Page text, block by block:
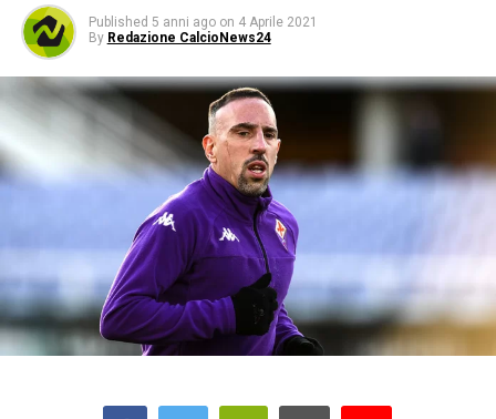
Published 5 anni ago on 4 Aprile 2021
By Redazione CalcioNews24